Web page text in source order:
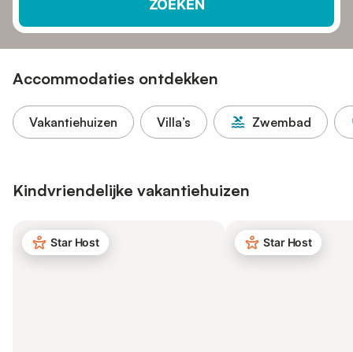
ZOEKEN
Accommodaties ontdekken
Vakantiehuizen Villa’s Zwembad
Kindvriendelijke vakantiehuizen
Star Host Star Host